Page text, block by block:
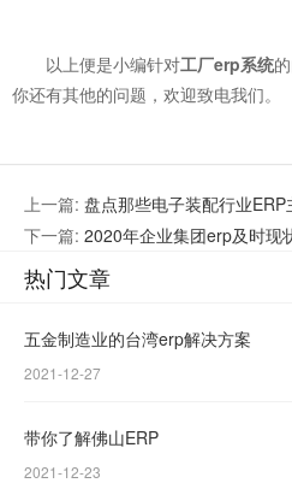
以上便是小编针对工厂erp系统
你还有其他的问题，欢迎致电我们。
上一篇: 盘点那些电子装配行业ERP
下一篇: 2020年企业集团erp及时现
热门文章
五金制造业的台湾erp解决方案
2021-12-27
带你了解佛山ERP
2021-12-23